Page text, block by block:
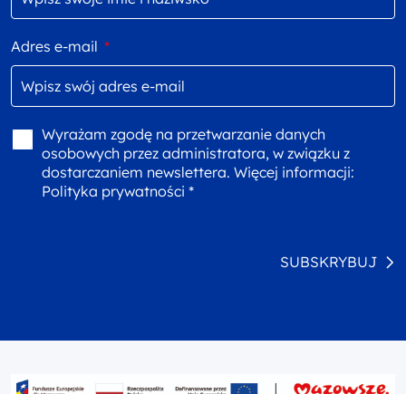
Adres e-mail *
Wyrażam zgodę na przetwarzanie danych
osobowych przez administratora, w związku z
dostarczaniem newslettera. Więcej informacji:
Polityka prywatności *
SUBSKRYBUJ